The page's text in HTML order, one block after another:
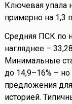
Ключевая упала
примерно на 1,3
Средняя ПСК по
нагляднее –
Минимальные
до 14,9–16% –
предложения
историей.